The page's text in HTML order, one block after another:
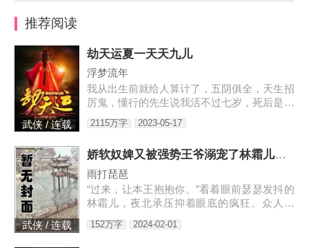
推荐阅读
武侠 / 连载
劫天运夏一天天九儿
浮梦流年
我从出生前就给人算计了，五阴俱全，天生招
厉鬼，懂行的先生说我活不过七岁，死后是要
给人养成血衣小鬼害人的。外婆为了救我，给
我娶了童养媳，让我过起了安生日子，虽然后
2115万字 2023-05-17
武侠 / 连载
娇软奴婢又被强势王爷溺宠了林霜儿夜北承
雨打琵琶
“过来，让本王抱抱你。”看着眼前瑟瑟发抖的
林霜儿，夜北承压抑着眼底的疯狂。众人皆
偏宠幸了一个婢女，还当宝贝似的捧在手心。
152万字 2024-02-01